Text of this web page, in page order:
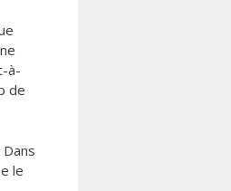
à-
de
le